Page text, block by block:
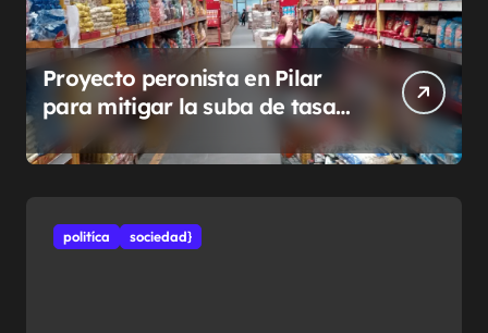
Proyecto peronista en Pilar
para mitigar la suba de tasas
municipales
politíca sociedad}